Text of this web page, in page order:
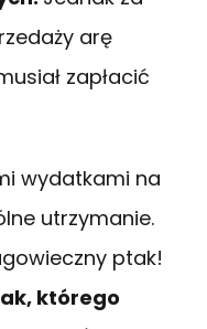
arę
zapłacić
wydatkami na
utrzymanie.
ptak!
którego